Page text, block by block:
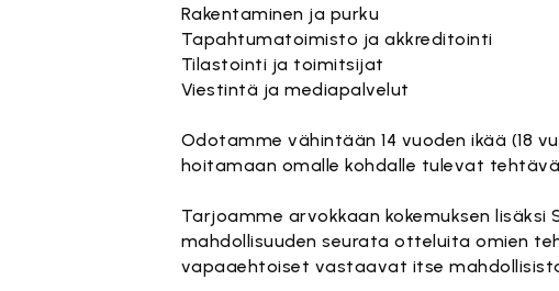
Rakentaminen ja purku
Tapahtumatoimisto ja akkreditointi
Tilastointi ja toimitsijat
Viestintä ja mediapalvelut
Odotamme vähintään 14 vuoden ikää (18
hoitamaan omalle kohdalle tulevat
Tarjoamme arvokkaan kokemuksen
mahdollisuuden seurata otteluita omien
vapaaehtoiset vastaavat itse